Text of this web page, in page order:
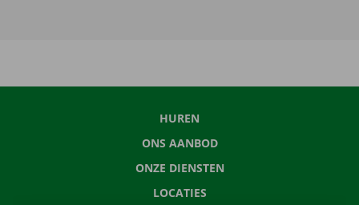
HUREN
ONS AANBOD
ONZE DIENSTEN
LOCATIES